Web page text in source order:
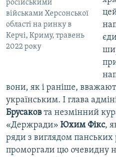
російськими
військами Херсонської
області на ринку в
Керчі, Криму, травень
2022 року
вони, як і раніше,
українським. І глава
Брусаков та незмінний
«Держради» Юхим Фікс,
ряди з виглядом панських
проморгали цю очевидну